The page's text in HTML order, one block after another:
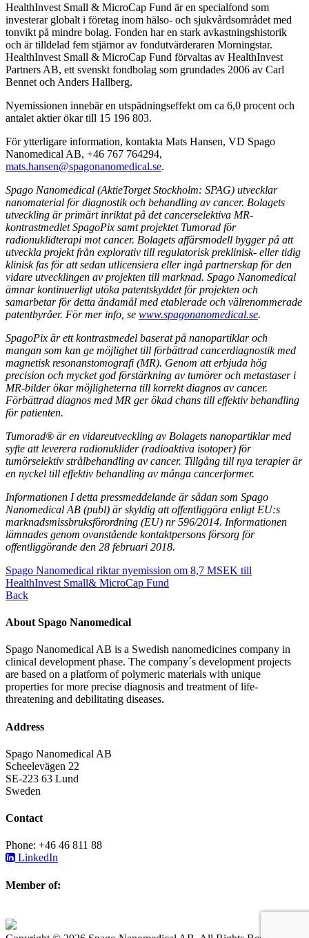
HealthInvest Small & MicroCap Fund är en specialfond som
investerar globalt i företag inom hälso- och sjukvårdsområdet med
tonvikt på mindre bolag. Fonden har en stark avkastningshistorik
och är tilldelad fem stjärnor av fondutvärderaren Morningstar.
HealthInvest Small & MicroCap Fund förvaltas av HealthInvest
Partners AB, ett svenskt fondbolag som grundades 2006 av Carl
Bennet och Anders Hallberg.
Nyemissionen innebär en utspädningseffekt om ca 6,0 procent och
antalet aktier ökar till 15 196 803.
För ytterligare information, kontakta Mats Hansen, VD Spago
Nanomedical AB, +46 767 764294,
mats.hansen@spagonanomedical.se.
Spago Nanomedical (AktieTorget Stockholm: SPAG) utvecklar
nanomaterial för diagnostik och behandling av cancer. Bolagets
utveckling är primärt inriktat på det cancerselektiva MR-
kontrastmedlet SpagoPix samt projektet Tumorad för
radionuklidterapi mot cancer. Bolagets affärsmodell bygger på att
utveckla projekt från explorativ till regulatorisk preklinisk- eller tidig
klinisk fas för att sedan utlicensiera eller ingå partnerskap för den
vidare utvecklingen av projekten till marknad. Spago Nanomedical
ämnar kontinuerligt utöka patentskyddet för projekten och
samarbetar för detta ändamål med etablerade och välrenommerade
patentbyråer. För mer info, se www.spagonanomedical.se.
SpagoPix är ett kontrastmedel baserat på nanopartiklar och
mangan som kan ge möjlighet till förbättrad cancerdiagnostik med
magnetisk resonanstomografi (MR). Genom att erbjuda hög
precision och mycket god förstärkning av tumörer och metastaser i
MR-bilder ökar möjligheterna till korrekt diagnos av cancer.
Förbättrad diagnos med MR ger ökad chans till effektiv behandling
för patienten.
Tumorad® är en vidareutveckling av Bolagets nanopartiklar med
syfte att leverera radionuklider (radioaktiva isotoper) för
tumörselektiv strålbehandling av cancer. Tillgång till nya terapier är
en nyckel till effektiv behandling av många cancerformer.
Informationen I detta pressmeddelande är sådan som Spago
Nanomedical AB (publ) är skyldig att offentliggöra enligt EU:s
marknadsmissbruksförordning (EU) nr 596/2014. Informationen
lämnades genom ovanstående kontaktpersons försorg för
offentliggörande den 28 februari 2018.
Spago Nanomedical riktar nyemission om 8,7 MSEK till
HealthInvest Small& MicroCap Fund
Back
About Spago Nanomedical
Spago Nanomedical AB is a Swedish nanomedicines company in
clinical development phase. The company´s development projects
are based on a platform of polymeric materials with unique
properties for more precise diagnosis and treatment of life-
threatening and debilitating diseases.
Address
Spago Nanomedical AB
Scheelevägen 22
SE-223 63 Lund
Sweden
Contact
Phone: +46 46 811 88
LinkedIn
Member of: